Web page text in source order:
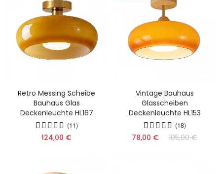
Retro Messing Scheibe
Bauhaus Glas
Deckenleuchte HL167
(11)
124,00 €
Vintage Bauhaus
Glasscheiben
Deckenleuchte HL153
(18)
78,00 € 105,00 €